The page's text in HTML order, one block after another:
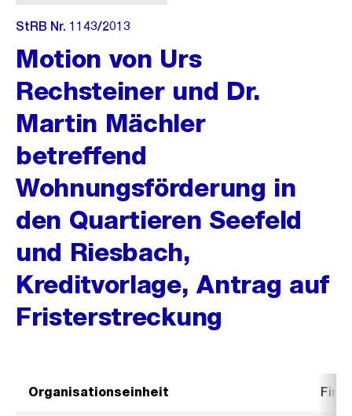
StRB Nr. 1143/2013
Motion von Urs
Rechsteiner und Dr.
Martin Mächler
betreffend
Wohnungsförderung in
den Quartieren Seefeld
und Riesbach,
Kreditvorlage, Antrag auf
Fristerstreckung
Organisationseinheit